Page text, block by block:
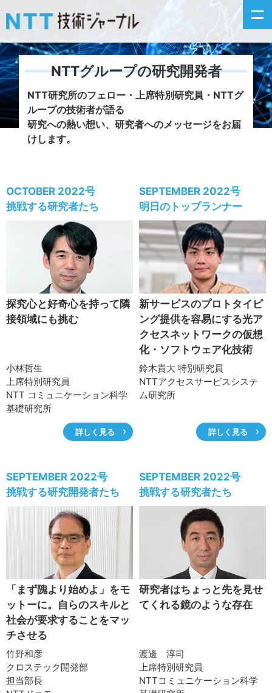
新着情報
最新号の主な記事
イベントカレンダー
問い合わせ
サイトマップ
NTTグループの研究開発者
NTT研究所のフェロー・上席特別研究員・NTTグ
ループの技術者が語る
研究への熱い想い、研究者へのメッセージをお届
けします。
OCTOBER 2022号
挑戦する研究者たち
探究心と好奇心を持って隣
接領域にも挑む
小林哲生
上席特別研究員
NTT コミュニケーション科学
基礎研究所
詳しく見る
SEPTEMBER 2022号
明日のトップランナー
新サービスのプロトタイピ
ング提供を容易にする光ア
クセスネットワークの仮想
化・ソフトウェア化技術
鈴木貴大 特別研究員
NTTアクセスサービスシステ
ム研究所
詳しく見る
SEPTEMBER 2022号
挑戦する研究開発者たち
「まず隗より始めよ」をモ
ットーに。自らのスキルと
社会が要求することをマッ
チさせる
竹野和彦
クロステック開発部
担当部長
SEPTEMBER 2022号
挑戦する研究者たち
研究者はちょっと先を見せ
てくれる鏡のような存在
渡邊 淳司
上席特別研究員
NTTコミュニケーション科学